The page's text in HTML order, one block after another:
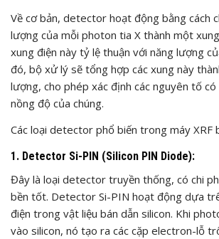
Về cơ bản, detector hoạt động bằng cách
lượng của mỗi photon tia X thành một
xung điện này tỷ lệ thuận với năng lượng
đó, bộ xử lý sẽ tổng hợp các xung này
lượng, cho phép xác định các nguyên tố
nồng độ của chúng.
Các loại detector phổ biến trong máy XRF
1. Detector Si-PIN (Silicon PIN Diode):
Đây là loại detector truyền thống, có chi
bền tốt. Detector Si-PIN hoạt động dựa
điện trong vật liệu bán dẫn silicon. Khi
vào silicon, nó tạo ra các cặp electron-lỗ